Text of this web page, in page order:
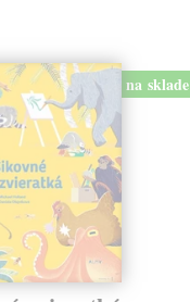
na sklade